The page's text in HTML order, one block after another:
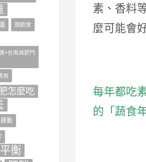
素、香料
麼可能會
每年都吃
的「蔬食
微飲食
+台南減肥門
用
怎麼吃
動
衡